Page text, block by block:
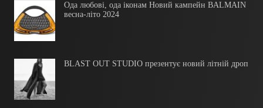
Ода любові, ода іконам Новий кампейн BALMAIN
весна-літо 2024
BLAST OUT STUDIO презентує новий літній дроп